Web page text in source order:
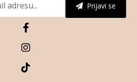
Prijavi se